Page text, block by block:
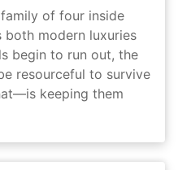
of four inside
both modern luxuries
begin to run out, the
resourceful to survive
keeping them